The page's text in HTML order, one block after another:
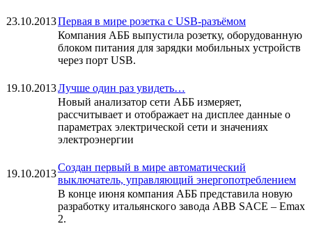
23.10.2013Первая в мире розетка с USB-разъёмом
Компания АББ выпустила розетку, оборудованную
блоком питания для зарядки мобильных устройств
через порт USB.
19.10.2013Лучше один раз увидеть…
Новый анализатор сети АББ измеряет,
рассчитывает и отображает на дисплее данные о
параметрах электрической сети и значениях
электроэнергии
19.10.2013
Создан первый в мире автоматический
выключатель, управляющий энергопотреблением
В конце июня компания АББ представила новую
разработку итальянского завода ABB SACE – Emax
2.